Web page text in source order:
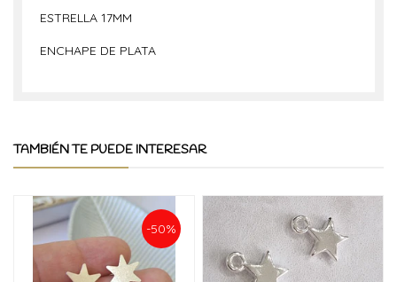
ESTRELLA 17MM
ENCHAPE DE PLATA
TAMBIÉN TE PUEDE INTERESAR
-50%